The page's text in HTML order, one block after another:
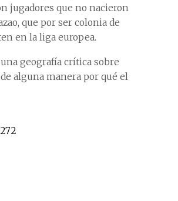
jugadores que no nacieron
que por ser colonia de
en la liga europea.
geografía crítica sobre
alguna manera por qué el